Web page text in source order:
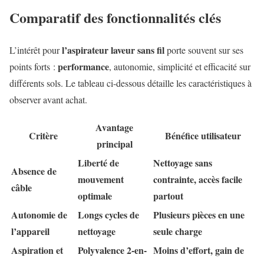
Comparatif des fonctionnalités clés
L’intérêt pourl’aspirateur laveur sans filporte souvent sur ses
points forts : performance, autonomie, simplicité et efficacité sur
différents sols. Le tableau ci-dessous détaille les caractéristiques à
observer avant achat.
Critère
Avantage
principal
Bénéfice utilisateur
Absence de
câble
Liberté de
mouvement
optimale
Nettoyage sans
contrainte, accès facile
partout
Autonomie de
l’appareil
Longs cycles de
nettoyage
Plusieurs pièces en une
seule charge
Aspiration et
Polyvalence 2-en- Moins d’effort, gain de